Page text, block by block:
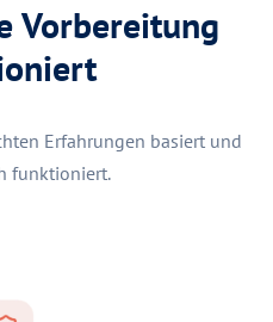
Vorbereitung
Erfahrungen basiert und
funktioniert.